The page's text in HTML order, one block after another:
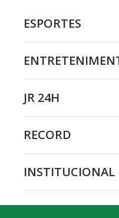
ESPORTES
JR 24H
RECORD
INSTITUCIONAL